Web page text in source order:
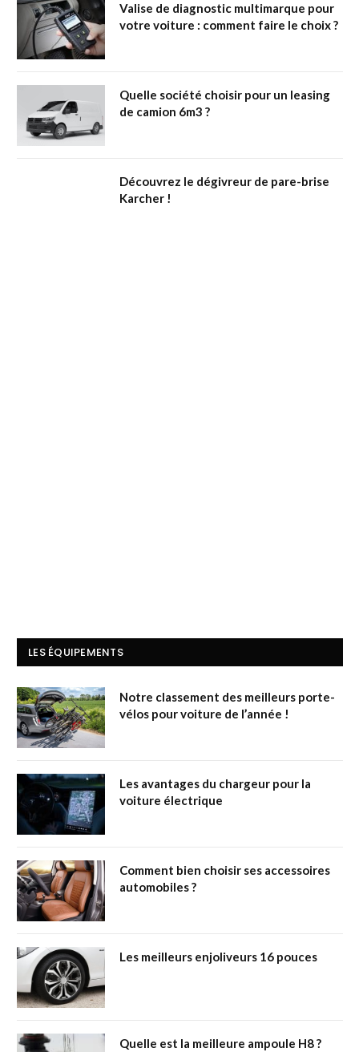
Valise de diagnostic multimarque pour
votre voiture : comment faire le choix ?
Quelle société choisir pour un leasing
de camion 6m3 ?
Découvrez le dégivreur de pare-brise
Karcher !
LES ÉQUIPEMENTS
Notre classement des meilleurs porte-
vélos pour voiture de l’année !
Les avantages du chargeur pour la
voiture électrique
Comment bien choisir ses accessoires
automobiles ?
Les meilleurs enjoliveurs 16 pouces
Quelle est la meilleure ampoule H8 ?